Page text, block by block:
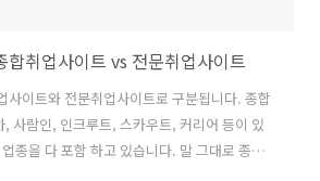
합취업사이트 vs 전문취업사이트
사이트와 전문취업사이트로 구분됩니다. 종합
사람인, 인크루트, 스카우트, 커리어 등이 있
종을 다 포함 하고 있습니다. 말 그대로 종합